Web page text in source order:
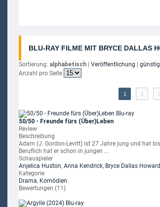
BLU-RAY FILME MIT BRYCE DALLAS
Sortierung: alphabetisch Veröffentlichung
Anzahl pro Seite
1 2
50/50 - Freunde fürs (Über)Leben
Review
Beschreibung
Adam (J. Gordon-Levitt) ist 27 Jahre jung und hat
Beruflich hat er schon in jungen ...
Schauspieler
Anjelica Huston, Anna Kendrick, Bryce Dallas Howard
Kategorie
Drama, Komödien
Bewertungen (11)